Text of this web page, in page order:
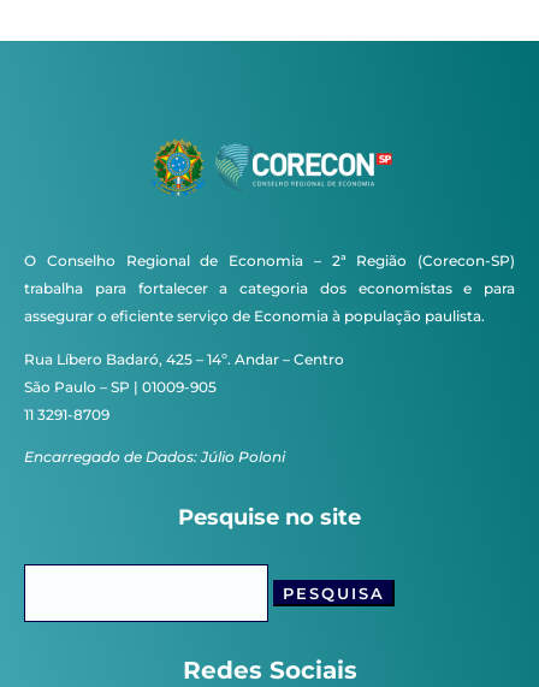
O Conselho Regional de Economia – 2ª Região (Corecon-SP)
trabalha para fortalecer a categoria dos economistas e para
assegurar o eficiente serviço de Economia à população paulista.
Rua Líbero Badaró, 425 – 14º. Andar – Centro
São Paulo – SP | 01009-905
11 3291-8709
Encarregado de Dados: Júlio Poloni
Pesquise no site
Redes Sociais